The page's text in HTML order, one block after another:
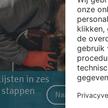
in zes
Naar het artikel